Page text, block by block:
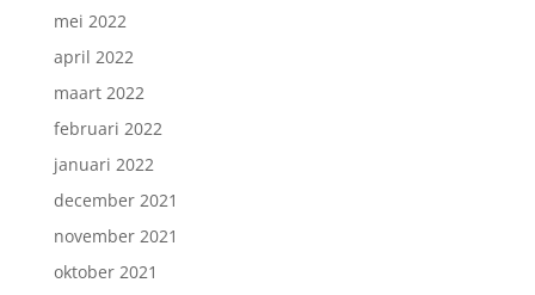
mei 2022
april 2022
maart 2022
februari 2022
januari 2022
december 2021
november 2021
oktober 2021